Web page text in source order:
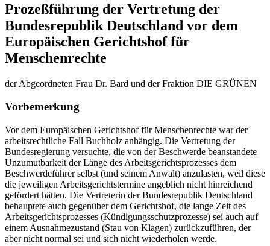
Prozeßführung der Vertretung der
Bundesrepublik Deutschland vor dem
Europäischen Gerichtshof für
Menschenrechte
der Abgeordneten Frau Dr. Bard und der Fraktion DIE GRÜNEN
Vorbemerkung
Vor dem Europäischen Gerichtshof für Menschenrechte war der
arbeitsrechtliche Fall Buchholz anhängig. Die Vertretung der
Bundesregierung versuchte, die von der Beschwerde beanstandete
Unzumutbarkeit der Länge des Arbeitsgerichtsprozesses dem
Beschwerdeführer selbst (und seinem Anwalt) anzulasten, weil diese
die jeweiligen Arbeitsgerichtstermine angeblich nicht hinreichend
gefördert hätten. Die Vertreterin der Bundesrepublik Deutschland
behauptete auch gegenüber dem Gerichtshof, die lange Zeit des
Arbeitsgerichtsprozesses (Kündigungsschutzprozesse) sei auch auf
einem Ausnahmezustand (Stau von Klagen) zurückzuführen, der
aber nicht normal sei und sich nicht wiederholen werde.